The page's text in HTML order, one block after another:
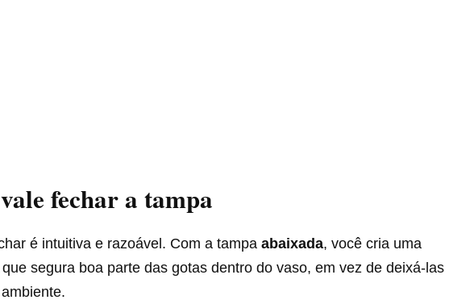
fechar a tampa
é intuitiva e razoável. Com a tampa abaixada, você cria uma
segura boa parte das gotas dentro do vaso, em vez de deixá-las